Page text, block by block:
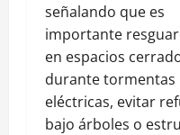
señalando que es
importante
en espacios
durante tormentas
eléctricas, evitar
bajo árboles o